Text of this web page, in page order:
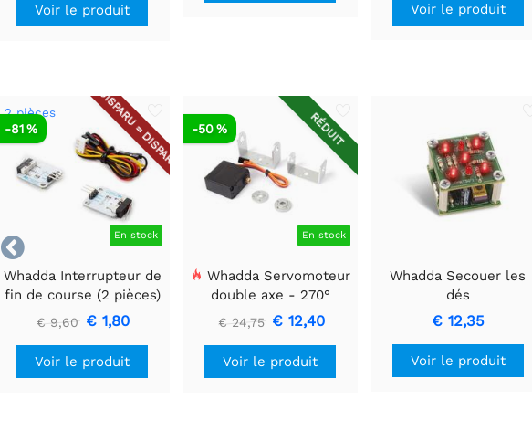
Voir le produit Voir le produit

DISPARU = DISPARU
2 pièces
En stock
-81 %
Whadda Interrupteur de
fin de course (2 pièces)
€ 9,60 € 1,80
Voir le produit
RÉDUIT
En stock
-50 %
Whadda Servomoteur
double axe - 270°
€ 24,75 € 12,40
Voir le produit
Whadda Secouer les
dés
€ 12,35
Voir le produit